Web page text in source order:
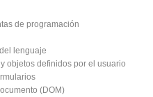
de programación
lenguaje
objetos definidos por el usuario
(DOM)